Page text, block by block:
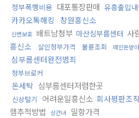
청부폭행비용 대포통장판매 유흥출입내
카카오톡해킹 창원흥신소
신변보호 배트남청부 마산심부름센터 사
흥신소
살인청부가격 불륜조회 떼인돈받
심부름센터완전범죄
청부브로커
돈세탁 심부름센터저렴한곳
신상털기 어려운일흥신소 회사평판조
램추적방법
상간녀 밀항가격